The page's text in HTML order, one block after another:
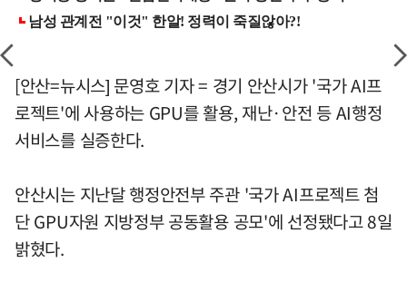
[안산=뉴시스] 문영호 기자 = 경기 안산시가 '국가 AI프
로젝트'에 사용하는 GPU를 활용, 재난·안전 등 AI행정
서비스를 실증한다.
안산시는 지난달 행정안전부 주관 '국가 AI프로젝트 첨
단 GPU자원 지방정부 공동활용 공모'에 선정됐다고 8일
밝혔다.